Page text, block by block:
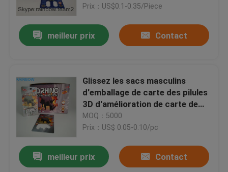
400g pour la capsule
Prix：US$0.1-0.35/Piece
meilleur prix Contact
Glissez les sacs masculins
d'emballage de carte des pilules
3D d'amélioration de carte de
notice explicative de habillage
transparent
MOQ：5000
Prix：US$ 0.05-0.10/pc
meilleur prix Contact